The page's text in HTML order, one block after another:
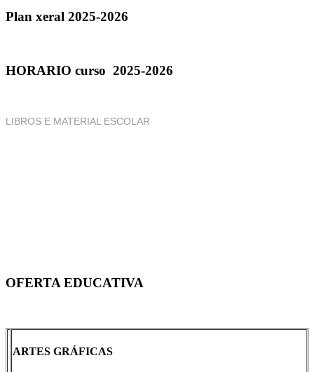
Plan xeral 2025-2026
HORARIO curso 2025-2026
LIBROS E MATERIAL ESCOLAR
OFERTA EDUCATIVA
ARTES GRÁFICAS